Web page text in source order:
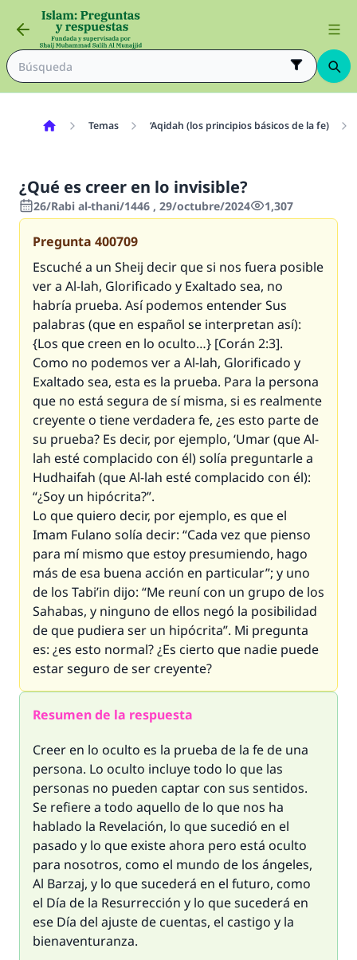
Temas ‘Aqidah (los principios básicos de la fe)
¿Qué es creer en lo invisible?
26/Rabi al-thani/1446 , 29/octubre/2024 1,307
Pregunta 400709
Escuché a un Sheij decir que si nos fuera posible
ver a Al-lah, Glorificado y Exaltado sea, no
habría prueba. Así podemos entender Sus
palabras (que en español se interpretan así):
{Los que creen en lo oculto…} [Corán 2:3].
Como no podemos ver a Al-lah, Glorificado y
Exaltado sea, esta es la prueba. Para la persona
que no está segura de sí misma, si es realmente
creyente o tiene verdadera fe, ¿es esto parte de
su prueba? Es decir, por ejemplo, ‘Umar (que Al-
lah esté complacido con él) solía preguntarle a
Hudhaifah (que Al-lah esté complacido con él):
“¿Soy un hipócrita?”.
Lo que quiero decir, por ejemplo, es que el
Imam Fulano solía decir: “Cada vez que pienso
para mí mismo que estoy presumiendo, hago
más de esa buena acción en particular”; y uno
de los Tabi’in dijo: “Me reuní con un grupo de los
Sahabas, y ninguno de ellos negó la posibilidad
de que pudiera ser un hipócrita”. Mi pregunta
es: ¿es esto normal? ¿Es cierto que nadie puede
estar seguro de ser creyente?
Resumen de la respuesta
Creer en lo oculto es la prueba de la fe de una
persona. Lo oculto incluye todo lo que las
personas no pueden captar con sus sentidos.
Se refiere a todo aquello de lo que nos ha
hablado la Revelación, lo que sucedió en el
pasado y lo que existe ahora pero está oculto
para nosotros, como el mundo de los ángeles,
Al Barzaj, y lo que sucederá en el futuro, como
el Día de la Resurrección y lo que sucederá en
ese Día del ajuste de cuentas, el castigo y la
bienaventuranza.